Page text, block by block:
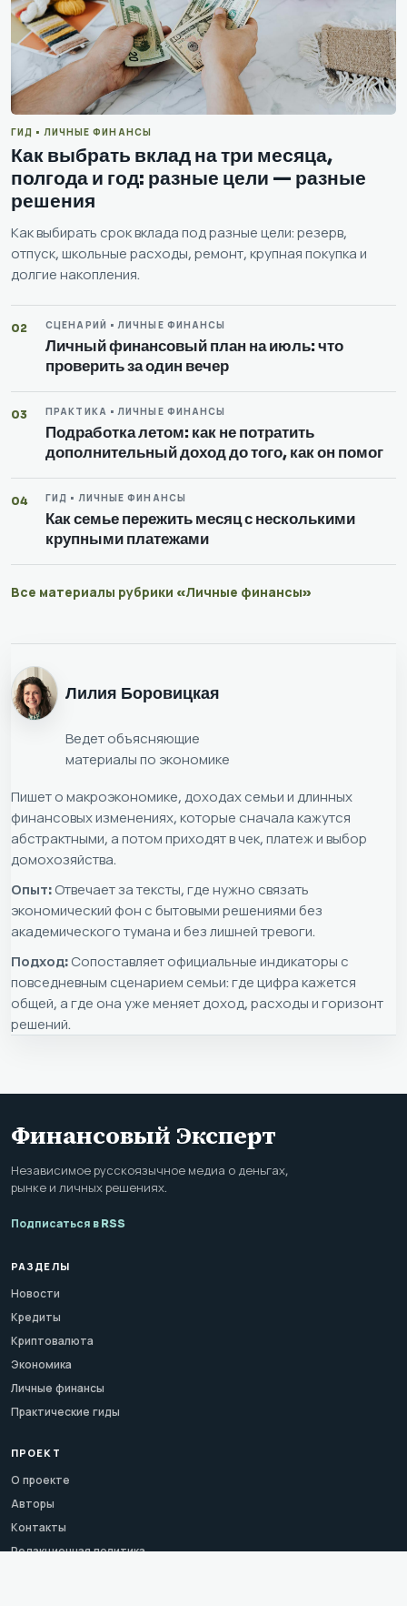
ГИД • ЛИЧНЫЕ ФИНАНСЫ
Как выбрать вклад на три месяца,
полгода и год: разные цели — разные
решения
Как выбирать срок вклада под разные цели: резерв,
отпуск, школьные расходы, ремонт, крупная покупка и
долгие накопления.
02 СЦЕНАРИЙ • ЛИЧНЫЕ ФИНАНСЫ
Личный финансовый план на июль: что
проверить за один вечер
03 ПРАКТИКА • ЛИЧНЫЕ ФИНАНСЫ
Подработка летом: как не потратить
дополнительный доход до того, как он помог
04 ГИД • ЛИЧНЫЕ ФИНАНСЫ
Как семье пережить месяц с несколькими
крупными платежами
Все материалы рубрики «Личные финансы»
Лилия Боровицкая
Ведет объясняющие
материалы по экономике
Пишет о макроэкономике, доходах семьи и длинных
финансовых изменениях, которые сначала кажутся
абстрактными, а потом приходят в чек, платеж и выбор
домохозяйства.
Опыт: Отвечает за тексты, где нужно связать
экономический фон с бытовыми решениями без
академического тумана и без лишней тревоги.
Подход: Сопоставляет официальные индикаторы с
повседневным сценарием семьи: где цифра кажется
общей, а где она уже меняет доход, расходы и горизонт
решений.
Финансовый Эксперт
Независимое русскоязычное медиа о деньгах,
рынке и личных решениях.
Подписаться в RSS
РАЗДЕЛЫ
Новости
Кредиты
Криптовалюта
Экономика
Личные финансы
Практические гиды
ПРОЕКТ
О проекте
Авторы
Контакты
Редакционная политика